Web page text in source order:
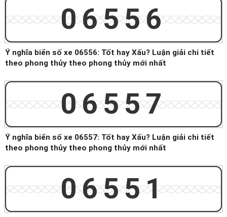
06556
Ý nghĩa biển số xe 06556: Tốt hay Xấu? Luận giải chi tiết
theo phong thủy theo phong thủy mới nhất
06557
Ý nghĩa biển số xe 06557: Tốt hay Xấu? Luận giải chi tiết
theo phong thủy theo phong thủy mới nhất
06551